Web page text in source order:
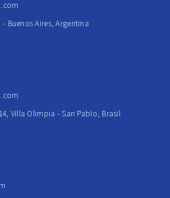
Buenos Aires, Argentina
Villa Olimpia - San Pablo, Brasil